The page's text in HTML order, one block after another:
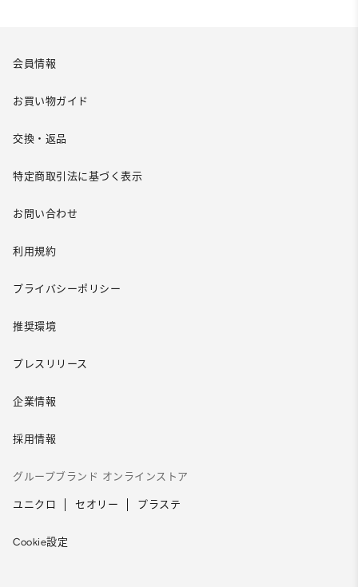
会員情報
お買い物ガイド
交換・返品
特定商取引法に基づく表示
お問い合わせ
利用規約
プライバシーポリシー
推奨環境
プレスリリース
企業情報
採用情報
グループブランド オンラインストア
ユニクロ セオリー プラステ
Cookie設定